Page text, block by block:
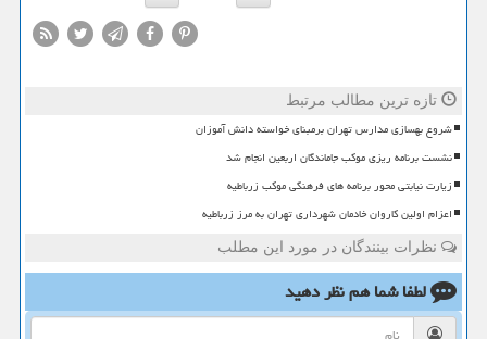
تازه ترین مطالب مرتبط
شروع بهسازی مدارس تهران برمبنای خواسته دانش آموزان
نشست برنامه ریزی موکب جاماندگان اربعین انجام شد
زیارت نیابتی محور برنامه های فرهنگی موکب زرباطیه
اعزام اولین کاروان خادمان شهرداری تهران به مرز زرباطیه
نظرات بینندگان در مورد این مطلب
لطفا شما همنظر دهید